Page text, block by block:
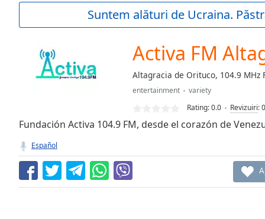
Current
Seek to
currently
behind
LIVE
Remaining
Time-
Suntem alături de Ucraina.
Activa FM
Altagracia de Orituco, 104.9 MHz
entertainment
variety
Rating:0.0 Revizuiri:0
Fundación Activa 104.9 FM, desde el corazón de
Español